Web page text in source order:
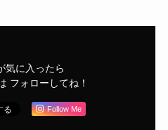
気に入ったら
フォローしてね！
Follow Me